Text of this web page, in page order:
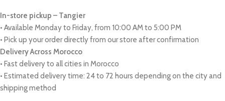
In-store pickup – Tangier
• Available Monday to Friday, from 10:00 AM to 5:00 PM
• Pick up your order directly from our store after confirmation
Delivery Across Morocco
• Fast delivery to all cities in Morocco
• Estimated delivery time: 24 to 72 hours depending on the city and
shipping method